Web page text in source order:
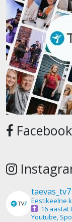
Facebook
taevas_tv7
Eestikeelne
16 aastat
Youtube,